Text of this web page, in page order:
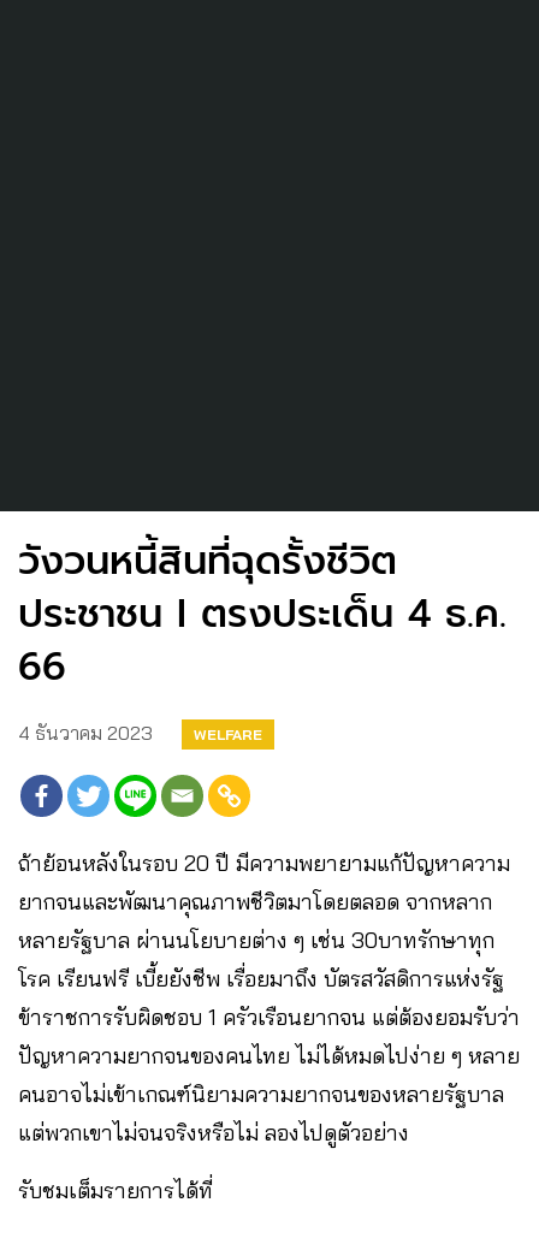
วังวนหนี้สินที่ฉุดรั้งชีวิต
ประชาชน I ตรงประเด็น 4 ธ.ค.
66
4 ธันวาคม 2023 WELFARE
ถ้าย้อนหลังในรอบ 20 ปี มีความพยายามแก้ปัญหาความ
ยากจนและพัฒนาคุณภาพชีวิตมาโดยตลอด จากหลาก
หลายรัฐบาล ผ่านนโยบายต่าง ๆ เช่น 30บาทรักษาทุก
โรค เรียนฟรี เบี้ยยังชีพ เรื่อยมาถึง บัตรสวัสดิการแห่งรัฐ
ข้าราชการรับผิดชอบ 1 ครัวเรือนยากจน แต่ต้องยอมรับว่า
ปัญหาความยากจนของคนไทย ไม่ได้หมดไปง่าย ๆ หลาย
คนอาจไม่เข้าเกณฑ์นิยามความยากจนของหลายรัฐบาล
แต่พวกเขาไม่จนจริงหรือไม่ ลองไปดูตัวอย่าง
รับชมเต็มรายการได้ที่